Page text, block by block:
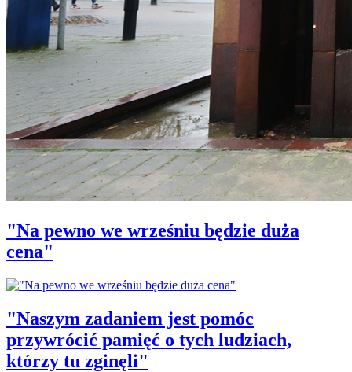
"Na pewno we wrześniu będzie duża
cena"
"Naszym zadaniem jest pomóc
przywrócić pamięć o tych ludziach,
którzy tu zginęli"